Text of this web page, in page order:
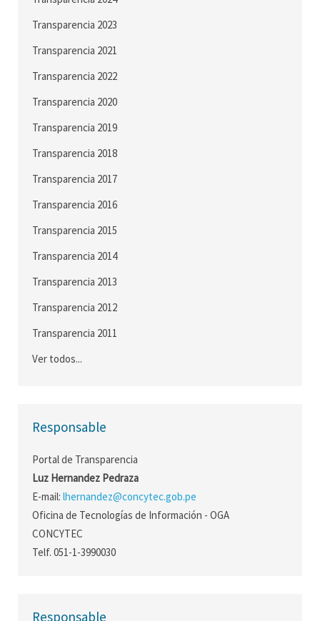
Transparencia 2023
Transparencia 2021
Transparencia 2022
Transparencia 2020
Transparencia 2019
Transparencia 2018
Transparencia 2017
Transparencia 2016
Transparencia 2015
Transparencia 2014
Transparencia 2013
Transparencia 2012
Transparencia 2011
Ver todos...
Responsable
Portal de Transparencia
Luz Hernandez Pedraza
E-mail: lhernandez@concytec.gob.pe
Oficina de Tecnologías de Información - OGA
CONCYTEC
Telf. 051-1-3990030
Responsable